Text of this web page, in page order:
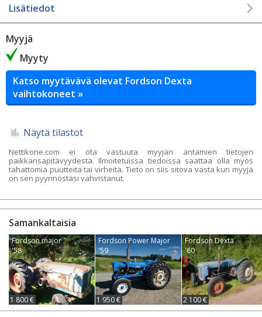
Lisätiedot
Myyjä
Myyty
Katso myytävävä olevat Fordson Dexta
vaihtokoneet »
Näytä tilastot
Nettikone.com ei ota vastuuta myyjän antamien tietojen
paikkansapitävyydestä. Ilmoitetuissa tiedoissa saattaa olla myös
tahattomia puutteita tai virheitä. Tieto on siis sitova vasta kun myyjä
on sen pyynnöstäsi vahvistanut.
Samankaltaisia
Fordson major
'58
1 800 €
Fordson Power Major
'59
1 950 €
Fordson Dexta
'60
2 100 €